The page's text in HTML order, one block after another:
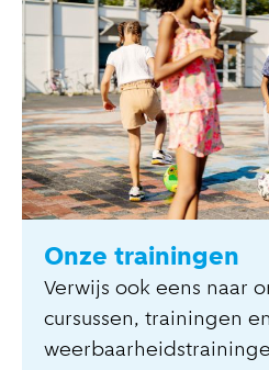
Onze trainingen
Verwijs ook eens naar
cursussen, trainingen